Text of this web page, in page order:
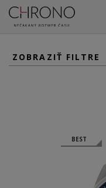
ZOBRAZIŤ FILTRE
BEST